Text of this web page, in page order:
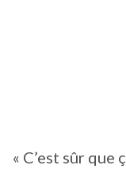
« C’est sûr